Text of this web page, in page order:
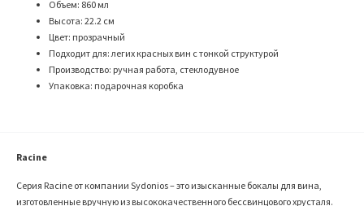
Объем: 860 мл
Высота: 22.2 см
Цвет: прозрачный
Подходит для: легих красных вин с тонкой структурой
Производство: ручная работа, стеклодувное
Упаковка: подарочная коробка
Racine
Серия Racine от компании Sydonios – это изысканные бокалы для вина,
изготовленные вручную из высококачественного бессвинцового хрусталя.